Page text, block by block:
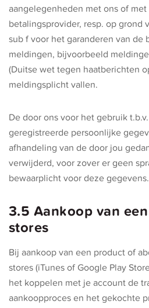
aangelegenheden met ons of
betalingsprovider, resp. op grond
sub f voor het garanderen van de
meldingen, bijvoorbeeld
(Duitse wet tegen haatberichten
meldingsplicht vallen.
De door ons voor het gebruik
geregistreerde persoonlijke
afhandeling van de door jou
verwijderd, voor zover er geen
bewaarplicht voor deze gegevens.
3.5 Aankoop van
stores
Bij aankoop van een product of
stores (iTunes of Google Play
het koppelen met je account de
aankoopproces en het gekochte